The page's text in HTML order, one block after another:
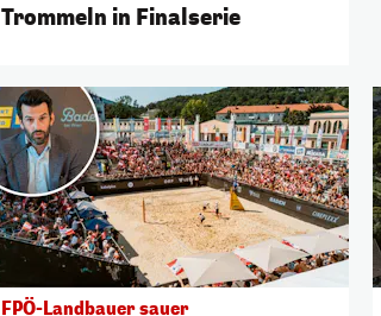
Trommeln in Finalserie
FPÖ-Landbauer sauer